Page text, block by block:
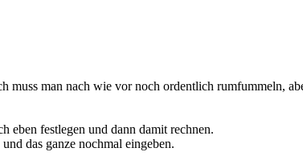
muss man nach wie vor noch ordentlich rumfummeln,
eben festlegen und dann damit rechnen.
das ganze nochmal eingeben.